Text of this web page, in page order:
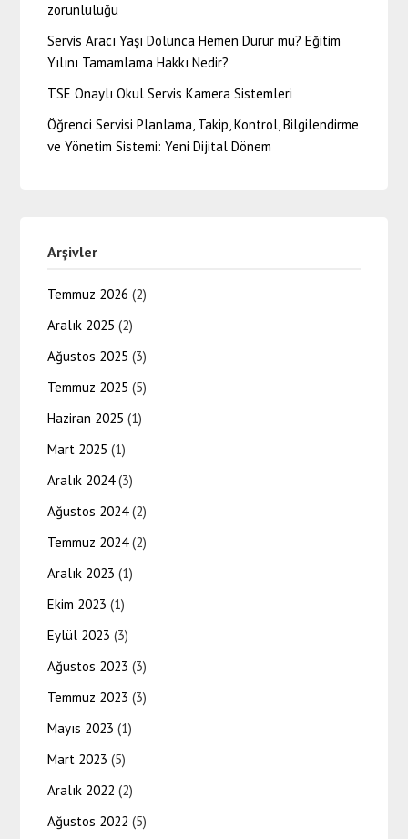
zorunluluğu
Servis Aracı Yaşı Dolunca Hemen Durur mu? Eğitim
Yılını Tamamlama Hakkı Nedir?
TSE Onaylı Okul Servis Kamera Sistemleri
Öğrenci Servisi Planlama, Takip, Kontrol, Bilgilendirme
ve Yönetim Sistemi: Yeni Dijital Dönem
Arşivler
Temmuz 2026 (2)
Aralık 2025 (2)
Ağustos 2025 (3)
Temmuz 2025 (5)
Haziran 2025 (1)
Mart 2025 (1)
Aralık 2024(3)
Ağustos 2024(2)
Temmuz 2024(2)
Aralık 2023 (1)
Ekim 2023 (1)
Eylül 2023 (3)
Ağustos 2023 (3)
Temmuz 2023 (3)
Mayıs 2023 (1)
Mart 2023 (5)
Aralık 2022 (2)
Ağustos 2022 (5)